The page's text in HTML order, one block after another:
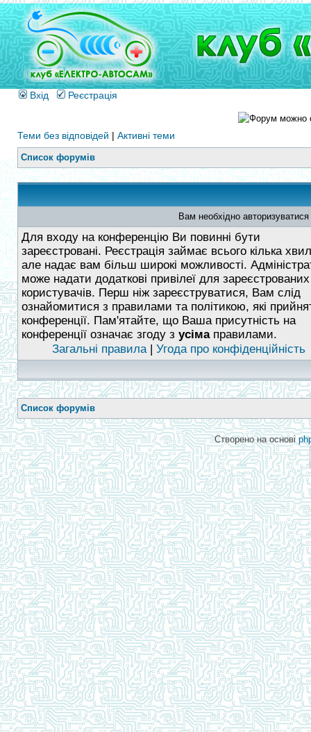
Вхід Реєстрація
Теми без відповідей | Активні теми
Список форумів
Вам необхідно
Для входу на конференцію Ви повинні бути
зареєстровані. Реєстрація займає всього кілька
але надає вам більш широкі можливості.
може надати додаткові привілеї для зареєстрованих
користувачів. Перш ніж зареєструватися, Вам слід
ознайомитися з правилами та політикою, які
конференції. Пам'ятайте, що Ваша присутність на
конференції означає згоду з усімаправилами.
Загальні правила| Угода про конфіденційність
Список форумів
Створено на основі